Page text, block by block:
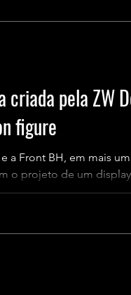
criada pela ZW
figure
a Front BH, em mais
o projeto de um
novas formas de...